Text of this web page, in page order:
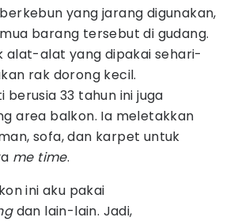
yang jarang digunakan,
barang tersebut di gudang.
alat-alat yang dipakai sehari-
rak dorong kecil.
berusia 33 tahun ini juga
area balkon. Ia meletakkan
sofa, dan karpet untuk
me time.
ini aku pakai
dan lain-lain. Jadi,